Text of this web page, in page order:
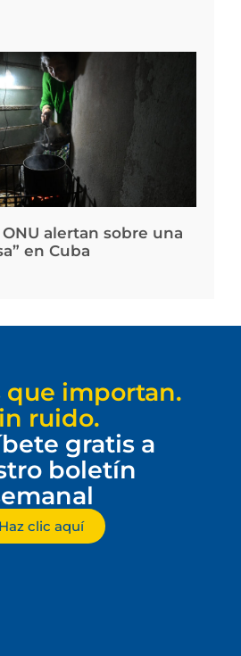
alertan sobre una
en Cuba
que importan.
ruido.
gratis a
boletín
Haz clic aquí